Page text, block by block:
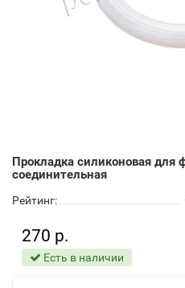
Прокладка силиконовая
соединительная
Рейтинг:
270 р.
Есть в наличии